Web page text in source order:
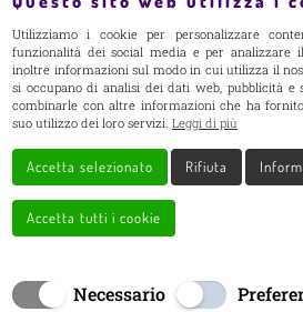
Nido Famiglia
Galleria
Contatti
Local Web – Agenzia
Copyrights Copyrights © 2025 Nido
Utilizziamo i cookie per personalizzare
funzionalità dei social media e per analizzare
inoltre informazioni sul modo in cui utilizza il
si occupano di analisi dei dati web, pubblicità e
combinarle con altre informazioni che ha
suo utilizzo dei loro servizi. Leggi di più
Accetta selezionato Rifiuta
Accetta tutti i cookie
Necessario